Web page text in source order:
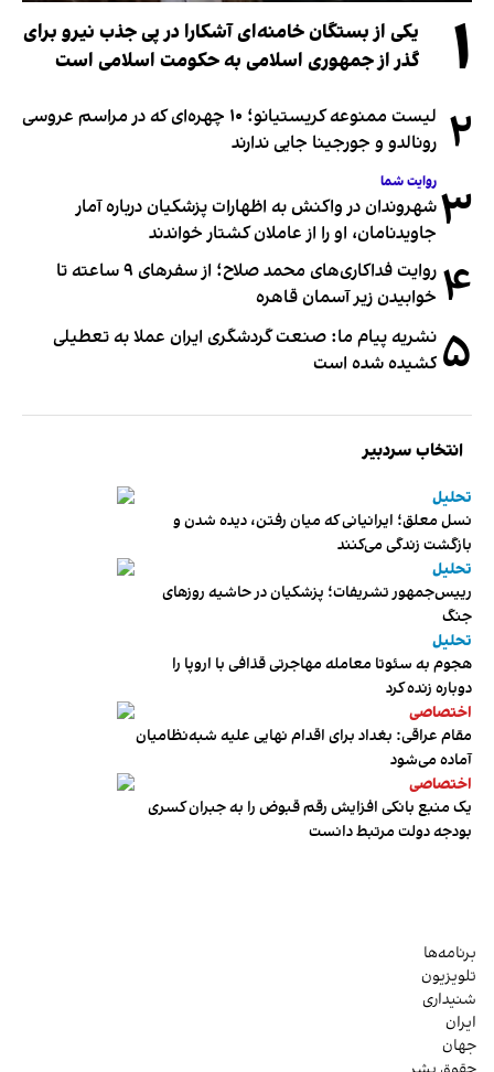
۱
یکی از بستگان خامنه‌ای آشکارا در پی جذب نیرو برای
گذر از جمهوری اسلامی به حکومت اسلامی است
۲
لیست ممنوعه کریستیانو؛ ۱۰ چهره‌ای که در مراسم عروسی
رونالدو و جورجینا جایی ندارند
۳ روایت شما
شهروندان در واکنش به اظهارات پزشکیان درباره آمار
جاویدنامان، او را از عاملان کشتار خواندند
۴
روایت فداکاری‌های محمد صلاح؛ از سفرهای ۹ ساعته تا
خوابیدن زیر آسمان قاهره
۵ نشریه پیام ما: صنعت گردشگری ایران عملا به تعطیلی
کشیده شده است
انتخاب سردبیر
تحلیل
نسل معلق؛ ایرانیانی که میان رفتن، دیده شدن و
بازگشت زندگی می‌کنند
تحلیل
رییس‌جمهور تشریفات؛ پزشکیان در حاشیه روزهای
جنگ
تحلیل
هجوم به سئوتا معامله مهاجرتی قذافی با اروپا را
دوباره زنده کرد
اختصاصی
مقام عراقی: بغداد برای اقدام نهایی علیه شبه‌نظامیان
آماده می‌شود
اختصاصی
یک منبع بانکی افزایش رقم قبوض را به جبران کسری
بودجه دولت مرتبط دانست
برنامه‌ها
تلویزیون
شنیداری
ایران
جهان